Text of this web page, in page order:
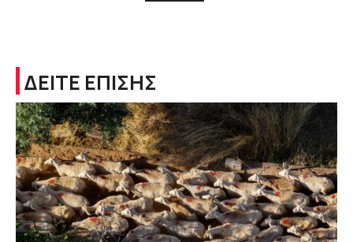
ΔΕΙΤΕ ΕΠΙΣΗΣ